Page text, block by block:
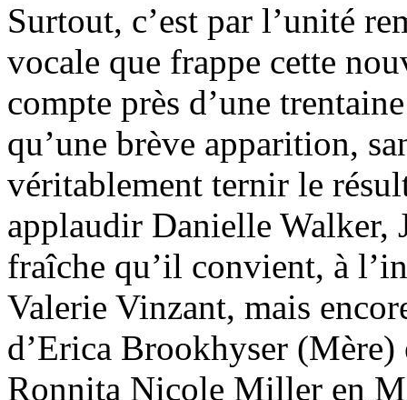
Surtout, c’est par l’unité
vocale que frappe cette
compte près d’une
qu’une brève apparition,
véritablement ternir le
applaudir Danielle Walker,
fraîche qu’il convient, à
Valerie Vinzant, mais
d’Erica Brookhyser (Mère)
Ronnita Nicole Miller en